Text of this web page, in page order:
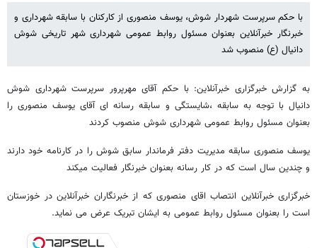
با حکم سرپرست شهردار شوش، یوسف منصوری از کارکنان با سابقه شهرداری و
خبرنگار خبرآنلاین بعنوان مسئول روابط عمومی شهرداری شهر تاریخی شوش
دانیال (ع) منصوب شد
به گزارش خبرگزاری خبرآنلاین: با حکم آقای مهرپرور سرپرست شهرداری شوش
دانیال با توجه به سابقه ،شایستگی و سابقه رسانه ای آقای یوسف منصوری را
بعنوان مسئول روابط عمومی شهرداری شوش منصوب کردند
یوسف منصوری سابقه مدیریت دفتر فرماندار سابق شوش را در کارنامه خود دارند
و چندین سال است که در کار رسانه بعنوان خبرنگار فعالیت میکند
خبرگزاری خبرآنلاین انتصاب اقای منصوری که از خبرنگاران خبرآنلاین در خوزستان
است را بعنوان مسئول روابط عمومی به ایشان تبریک عرض می نماید.